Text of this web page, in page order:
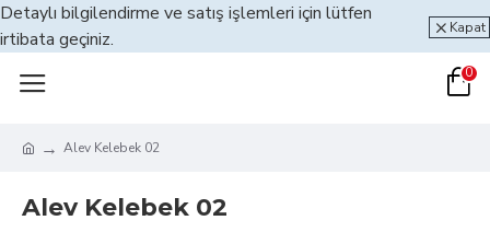
Detaylı bilgilendirme ve satış işlemleri için lütfen
irtibata geçiniz.
Kapat
0
Alev Kelebek 02
Alev Kelebek 02